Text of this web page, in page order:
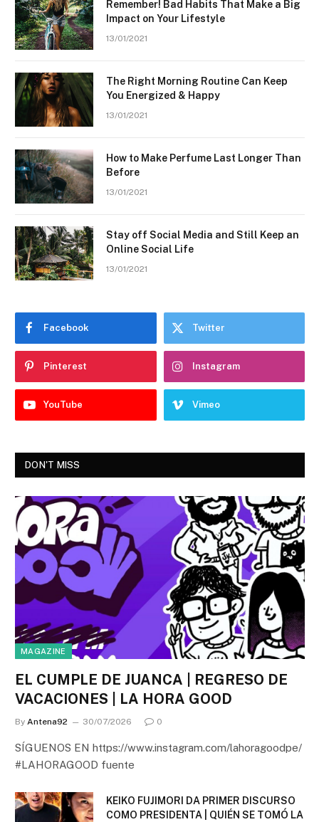
Remember! Bad Habits That Make a Big
Impact on Your Lifestyle
13/01/2021
The Right Morning Routine Can Keep
You Energized & Happy
13/01/2021
How to Make Perfume Last Longer Than
Before
13/01/2021
Stay off Social Media and Still Keep an
Online Social Life
13/01/2021
Facebook Twitter
Pinterest Instagram
YouTube Vimeo
DON'T MISS
MAGAZINE
EL CUMPLE DE JUANCA | REGRESO DE
VACACIONES | LA HORA GOOD
By Antena92 30/07/2026 0
SÍGUENOS EN https://www.instagram.com/lahoragoodpe/
#LAHORAGOOD fuente
KEIKO FUJIMORI DA PRIMER DISCURSO
COMO PRESIDENTA | QUIÉN SE TOMÓ LA